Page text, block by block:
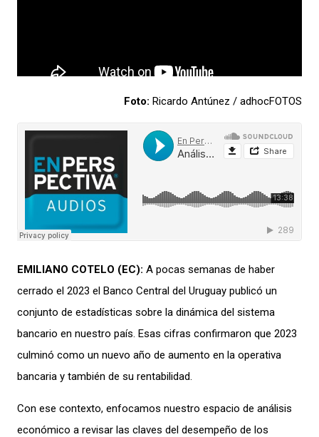
Foto: Ricardo Antúnez / adhocFOTOS
EMILIANO COTELO (EC): A pocas semanas de haber
cerrado el 2023 el Banco Central del Uruguay publicó un
conjunto de estadísticas sobre la dinámica del sistema
bancario en nuestro país. Esas cifras confirmaron que 2023
culminó como un nuevo año de aumento en la operativa
bancaria y también de su rentabilidad.
Con ese contexto, enfocamos nuestro espacio de análisis
económico a revisar las claves del desempeño de los